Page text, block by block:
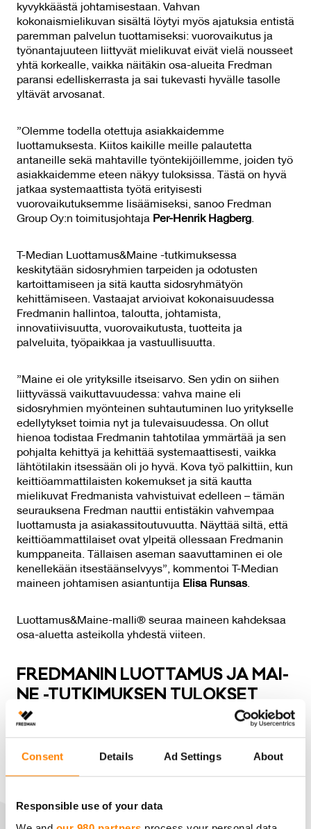
Consent Details Ad Settings About
Responsible use of your data
kyvykkäästä johtamisestaan. Vahvan
kokonaismielikuvan sisältä löytyi myös ajatuksia entistä
paremman palvelun tuottamiseksi: vuorovaikutus ja
työnantajuuteen liittyvät mielikuvat eivät vielä nousseet
yhtä korkealle, vaikka näitäkin osa-alueita Fredman
paransi edelliskerrasta ja sai tukevasti hyvälle tasolle
yltävät arvosanat.
”Olemme todella otettuja asiakkaidemme
luottamuksesta. Kiitos kaikille meille palautetta
antaneille sekä mahtaville työntekijöillemme, joiden työ
asiakkaidemme eteen näkyy tuloksissa. Tästä on hyvä
jatkaa systemaattista työtä erityisesti
vuorovaikutuksemme lisäämiseksi, sanoo Fredman
Group Oy:n toimitusjohtaja Per-Henrik Hagberg.
T-Median Luottamus&Maine -tutkimuksessa
keskitytään sidosryhmien tarpeiden ja odotusten
kartoittamiseen ja sitä kautta sidosryhmätyön
kehittämiseen. Vastaajat arvioivat kokonaisuudessa
Fredmanin hallintoa, taloutta, johtamista,
innovatiivisuutta, vuorovaikutusta, tuotteita ja
palveluita, työpaikkaa ja vastuullisuutta.
”Maine ei ole yrityksille itseisarvo. Sen ydin on siihen
liittyvässä vaikuttavuudessa: vahva maine eli
sidosryhmien myönteinen suhtautuminen luo yritykselle
edellytykset toimia nyt ja tulevaisuudessa. On ollut
hienoa todistaa Fredmanin tahtotilaa ymmärtää ja sen
pohjalta kehittyä ja kehittää systemaattisesti, vaikka
lähtötilakin itsessään oli jo hyvä. Kova työ palkittiin, kun
keittiöammattilaisten kokemukset ja sitä kautta
mielikuvat Fredmanista vahvistuivat edelleen – tämän
seurauksena Fredman nauttii entistäkin vahvempaa
luottamusta ja asiakassitoutuvuutta. Näyttää siltä, että
keittiöammattilaiset ovat ylpeitä ollessaan Fredmanin
kumppaneita. Tällaisen aseman saavuttaminen ei ole
kenellekään itsestäänselvyys”, kommentoi T-Median
maineen johtamisen asiantuntija Elisa Runsas.
Luottamus&Maine-malli® seuraa maineen kahdeksaa
osa-aluetta asteikolla yhdestä viiteen.
FRED­MA­NIN LUOT­TA­MUS JA MAI­
NE -TUT­KI­MUK­SEN TU­LOK­SET
2024